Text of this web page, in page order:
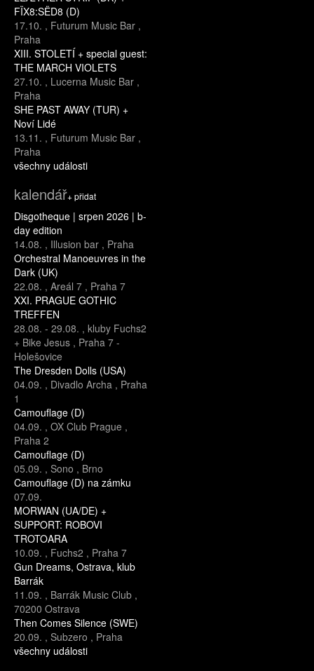
FÏX8:SËD8 (D)
17.10. , Futurum Music Bar ,
Praha
XIII. STOLETÍ + special guest:
THE MARCH VIOLETS
27.10. , Lucerna Music Bar ,
Praha
SHE PAST AWAY (TUR) +
Noví Lidé
13.11. , Futurum Music Bar ,
Praha
všechny události
kalendář+ přidat
Disgotheque | srpen 2026 | b-
day edition
14.08. , Illusion bar , Praha
Orchestral Manoeuvres in the
Dark (UK)
22.08. , Areál 7 , Praha 7
XXI. PRAGUE GOTHIC
TREFFEN
28.08. - 29.08. , kluby Fuchs2
+ Bike Jesus , Praha 7 -
Holešovice
The Dresden Dolls (USA)
04.09. , Divadlo Archa , Praha
1
Camouflage (D)
04.09. , OX Club Prague ,
Praha 2
Camouflage (D)
05.09. , Sono , Brno
Camouflage (D) na zámku
07.09.
MORWAN (UA/DE) +
SUPPORT: ROBOVI
TROTOARA
10.09. , Fuchs2 , Praha 7
Gun Dreams, Ostrava, klub
Barrák
11.09. , Barrák Music Club ,
70200 Ostrava
Then Comes Silence (SWE)
20.09. , Subzero , Praha
všechny události